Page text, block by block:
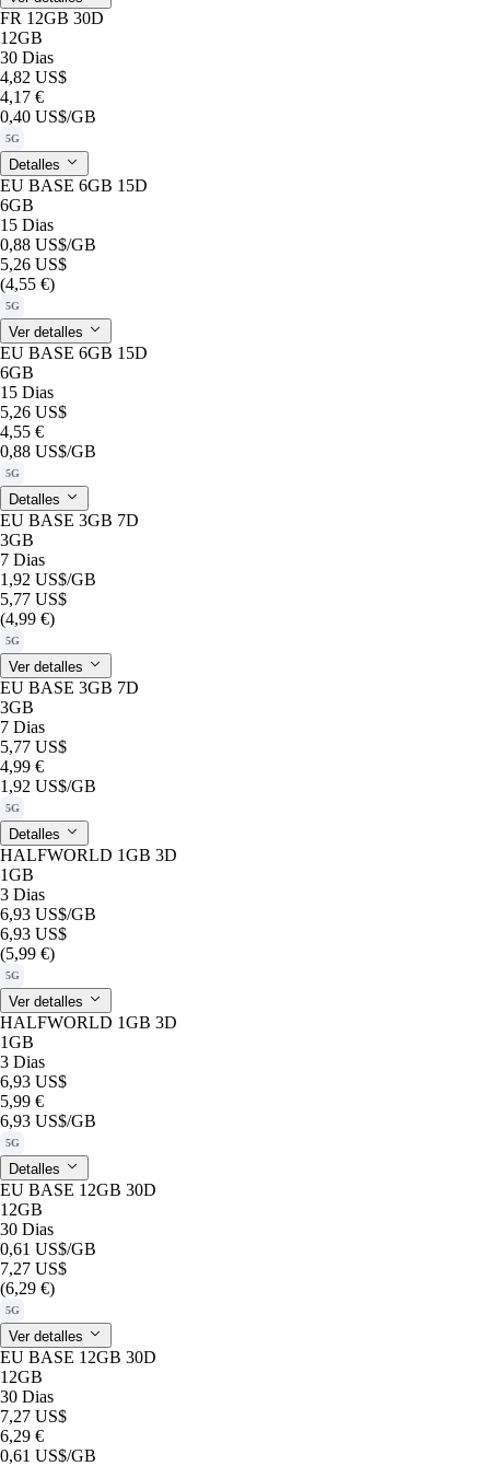
FR 12GB 30D
12GB
30 Dias
4,82 US$
4,17 €
0,40 US$/GB
5G
Detalles
EU BASE 6GB 15D
6GB
15 Dias
0,88 US$/GB
5,26 US$
(4,55 €)
5G
Ver detalles
EU BASE 6GB 15D
6GB
15 Dias
5,26 US$
4,55 €
0,88 US$/GB
5G
Detalles
EU BASE 3GB 7D
3GB
7 Dias
1,92 US$/GB
5,77 US$
(4,99 €)
5G
Ver detalles
EU BASE 3GB 7D
3GB
7 Dias
5,77 US$
4,99 €
1,92 US$/GB
5G
Detalles
HALFWORLD 1GB 3D
1GB
3 Dias
6,93 US$/GB
6,93 US$
(5,99 €)
5G
Ver detalles
HALFWORLD 1GB 3D
1GB
3 Dias
6,93 US$
5,99 €
6,93 US$/GB
5G
Detalles
EU BASE 12GB 30D
12GB
30 Dias
0,61 US$/GB
7,27 US$
(6,29 €)
5G
Ver detalles
EU BASE 12GB 30D
12GB
30 Dias
7,27 US$
6,29 €
0,61 US$/GB